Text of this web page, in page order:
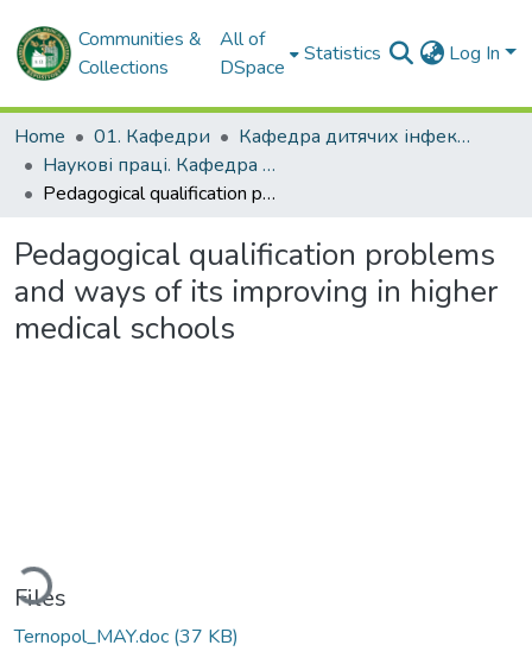
Communities &
Collections
All of
DSpace
Statistics Log In
Home 01. Кафедри
Кафедра дитячих інфекційних хвороб
Наукові праці. Кафедра дитячих інфекційних хвороб
Pedagogical qualification problems and ways of its improving in higher medical schools
Pedagogical qualification problems
and ways of its improving in higher
medical schools
Files
Ternopol_MAY.doc (37 KB)